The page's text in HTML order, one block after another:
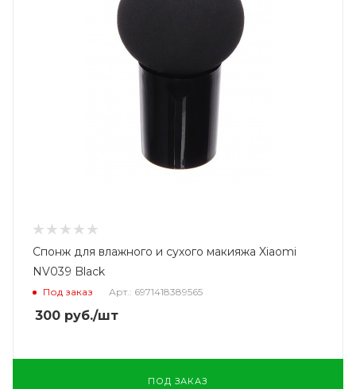
Спонж для влажного и сухого макияжа Xiaomi
NV039 Black
Под заказ Арт.: 6971418389565
300 руб./шт
ПОД ЗАКАЗ